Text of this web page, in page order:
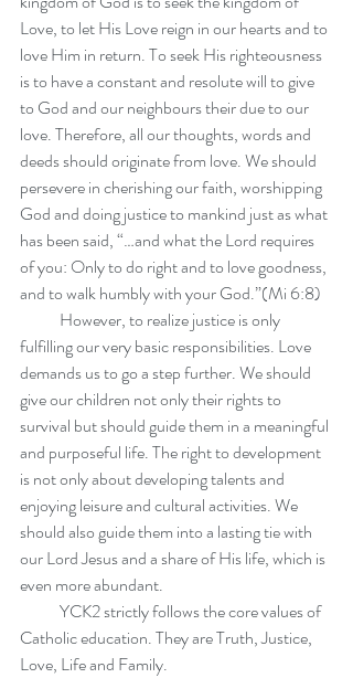
Love, to let His Love reign in our hearts and to
love Him in return. To seek His righteousness
is to have a constant and resolute will to give
to God and our neighbours their due to our
love. Therefore, all our thoughts, words and
deeds should originate from love. We should
persevere in cherishing our faith, worshipping
God and doing justice to mankind just as what
has been said, “…and what the Lord requires
of you: Only to do right and to love goodness,
and to walk humbly with your God.”(Mi 6:8)
fulfilling our very basic responsibilities. Love
demands us to go a step further. We should
give our children not only their rights to
survival but should guide them in a meaningful
and purposeful life. The right to development
is not only about developing talents and
enjoying leisure and cultural activities. We
should also guide them into a lasting tie with
our Lord Jesus and a share of His life, which is
even more abundant.
Catholic education. They are Truth, Justice,
Love, Life and Family.